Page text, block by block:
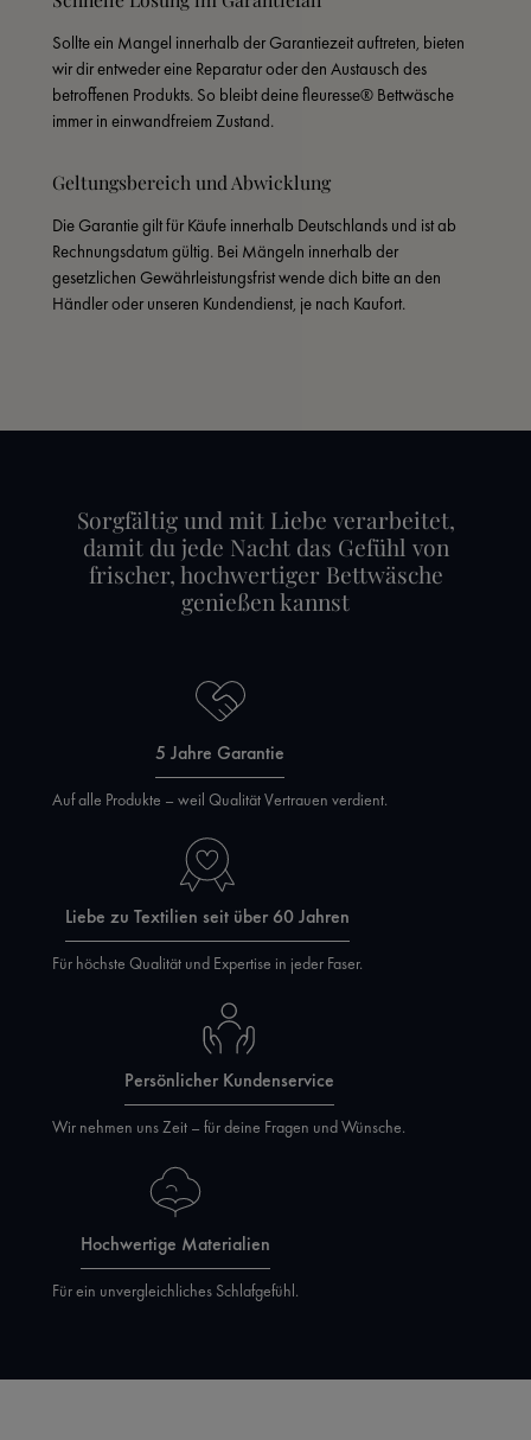
Sollte ein Mangel innerhalb der Garantiezeit auftreten, bieten
wir dir entweder eine Reparatur oder den Austausch des
betroffenen Produkts. So bleibt deine fleuresse® Bettwäsche
immer in einwandfreiem Zustand.
Geltungsbereich und Abwicklung
Die Garantie gilt für Käufe innerhalb Deutschlands und ist ab
Rechnungsdatum gültig. Bei Mängeln innerhalb der
gesetzlichen Gewährleistungsfrist wende dich bitte an den
Händler oder unseren Kundendienst, je nach Kaufort.
Sorgfältig und mit Liebe verarbeitet,
damit du jede Nacht das Gefühl von
frischer, hochwertiger Bettwäsche
genießen kannst
5 Jahre Garantie
Auf alle Produkte – weil Qualität Vertrauen verdient.
Liebe zu Textilien seit über 60 Jahren
Für höchste Qualität und Expertise in jeder Faser.
Persönlicher Kundenservice
Wir nehmen uns Zeit – für deine Fragen und Wünsche.
Hochwertige Materialien
Für ein unvergleichliches Schlafgefühl.